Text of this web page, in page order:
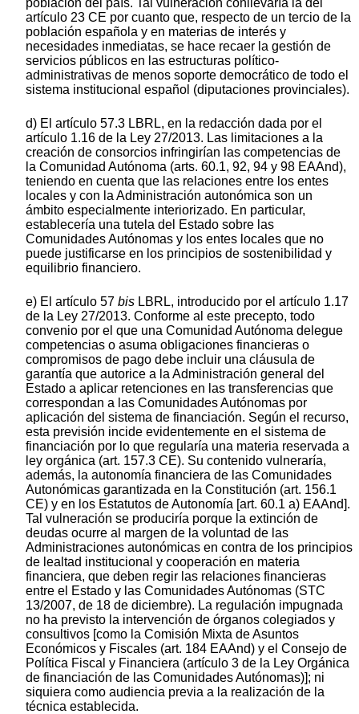
artículo 23 CE por cuanto que, respecto de un tercio de la
población española y en materias de interés y
necesidades inmediatas, se hace recaer la gestión de
servicios públicos en las estructuras político-
administrativas de menos soporte democrático de todo el
sistema institucional español (diputaciones provinciales).
d) El artículo 57.3 LBRL, en la redacción dada por el
artículo 1.16 de la Ley 27/2013. Las limitaciones a la
creación de consorcios infringirían las competencias de
la Comunidad Autónoma (arts. 60.1, 92, 94 y 98 EAAnd),
teniendo en cuenta que las relaciones entre los entes
locales y con la Administración autonómica son un
ámbito especialmente interiorizado. En particular,
establecería una tutela del Estado sobre las
Comunidades Autónomas y los entes locales que no
puede justificarse en los principios de sostenibilidad y
equilibrio financiero.
e) El artículo 57 bis LBRL, introducido por el artículo 1.17
de la Ley 27/2013. Conforme al este precepto, todo
convenio por el que una Comunidad Autónoma delegue
competencias o asuma obligaciones financieras o
compromisos de pago debe incluir una cláusula de
garantía que autorice a la Administración general del
Estado a aplicar retenciones en las transferencias que
correspondan a las Comunidades Autónomas por
aplicación del sistema de financiación. Según el recurso,
esta previsión incide evidentemente en el sistema de
financiación por lo que regularía una materia reservada a
ley orgánica (art. 157.3 CE). Su contenido vulneraría,
además, la autonomía financiera de las Comunidades
Autonómicas garantizada en la Constitución (art. 156.1
CE) y en los Estatutos de Autonomía [art. 60.1 a) EAAnd].
Tal vulneración se produciría porque la extinción de
deudas ocurre al margen de la voluntad de las
Administraciones autonómicas en contra de los principios
de lealtad institucional y cooperación en materia
financiera, que deben regir las relaciones financieras
entre el Estado y las Comunidades Autónomas (STC
13/2007, de 18 de diciembre). La regulación impugnada
no ha previsto la intervención de órganos colegiados y
consultivos [como la Comisión Mixta de Asuntos
Económicos y Fiscales (art. 184 EAAnd) y el Consejo de
Política Fiscal y Financiera (artículo 3 de la Ley Orgánica
de financiación de las Comunidades Autónomas)]; ni
siquiera como audiencia previa a la realización de la
técnica establecida.